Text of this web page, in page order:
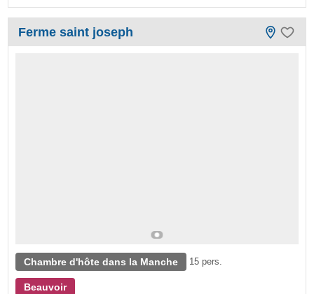
Ferme saint joseph
Chambre d'hôte dans la Manche 15 pers.
Beauvoir